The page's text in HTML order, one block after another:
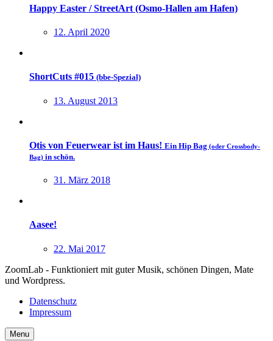
Happy Easter / StreetArt (Osmo-Hallen am Hafen)
12. April 2020
ShortCuts #015 (bbe-Spezial)
13. August 2013
Otis von Feuerwear ist im Haus! Ein Hip Bag (oder Crossbody-
Bag) in schön.
31. März 2018
Aasee!
22. Mai 2017
ZoomLab - Funktioniert mit guter Musik, schönen Dingen, Mate
und Wordpress.
Datenschutz
Impressum
Menu